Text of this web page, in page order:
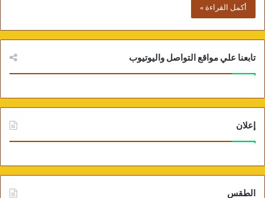
أكمل القراءة »
تابعنا علي مواقع التواصل واليوتيوب
إعلان
الطقس